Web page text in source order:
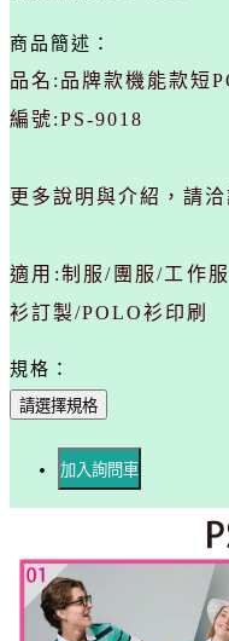
商品簡述：
品名:品牌款機能款短
編號:PS-9018
更多說明與介紹，請
適用:制服/團服/工作
衫訂製/POLO衫印刷
規格：
請選擇規格
加入詢問車